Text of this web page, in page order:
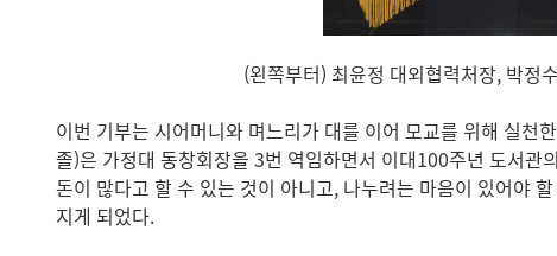
(왼쪽부터) 최윤정 대외협력처장, 박정
이번 기부는 시어머니와 며느리가 대를 이어 모교를 위해 실천
졸)은 가정대 동창회장을 3번 역임하면서 이대100주년 도서관
돈이 많다고 할 수 있는 것이 아니고, 나누려는 마음이 있어야
지게 되었다.